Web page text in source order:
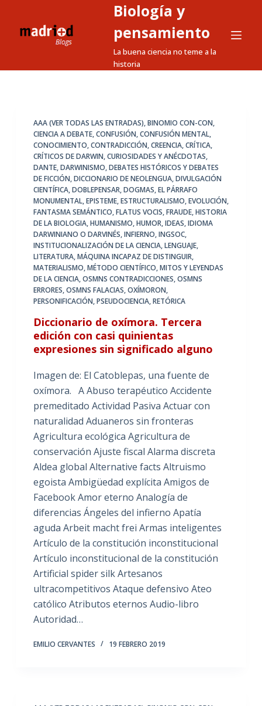
a
Biología y
pensamiento
La buena ciencia no teme a la
historia
AAA (VER TODAS LAS ENTRADAS),BINOMIO CON-CON,
CIENCIA A DEBATE,CONFUSIÓN,CONFUSIÓN MENTAL,
CONOCIMIENTO,CONTRADICCIÓN,CREENCIA,CRÍTICA,
CRÍTICOS DE DARWIN,CURIOSIDADES Y ANÉCDOTAS,
DANTE,DARWINISMO,DEBATES HISTÓRICOS Y DEBATES
DE FICCIÓN,DICCIONARIO DE NEOLENGUA,DIVULGACIÓN
CIENTÍFICA,DOBLEPENSAR,DOGMAS,EL PÁRRAFO
MONUMENTAL,EPISTEME,ESTRUCTURALISMO,EVOLUCIÓN,
FANTASMA SEMÁNTICO,FLATUS VOCIS,FRAUDE,HISTORIA
DE LA BIOLOGIA,HUMANISMO,HUMOR,IDEAS,IDIOMA
DARWINIANO O DARVINÉS,INFIERNO,INGSOC,
INSTITUCIONALIZACIÓN DE LA CIENCIA,LENGUAJE,
LITERATURA,MÁQUINA INCAPAZ DE DISTINGUIR,
MATERIALISMO,MÉTODO CIENTÍFICO,MITOS Y LEYENDAS
DE LA CIENCIA,OSMNS CONTRADICCIONES,OSMNS
ERRORES,OSMNS FALACIAS,OXÍMORON,
PERSONIFICACIÓN,PSEUDOCIENCIA,RETÓRICA
Diccionario de oxímora. Tercera
edición con casi quinientas
expresiones sin significado alguno
Imagen de: El Catoblepas, una fuente de
oxímora. A Abuso terapéutico Accidente
premeditado Actividad Pasiva Actuar con
naturalidad Aduaneros sin fronteras
Agricultura ecológica Agricultura de
conservación Ajuste fiscal Alarma discreta
Aldea global Alternative facts Altruismo
egoista Ambigüedad explícita Amigos de
Facebook Amor eterno Analogía de
diferencias Ángeles del infierno Apatía
aguda Arbeit macht frei Armas inteligentes
Artículo de la constitución inconstitucional
Artículo inconstitucional de la constitución
Artificial spider silk Artesanos
ultracompetitivos Ataque defensivo Ateo
católico Atributos eternos Audio-libro
Autoridad…
EMILIO CERVANTES 19 FEBRERO 2019